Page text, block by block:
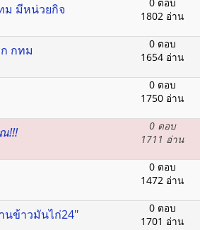
ม มีหน่วยกิจ
1802 อ่าน
กทม
0 ตอบ
1654 อ่าน
0 ตอบ
1750 อ่าน
!!!
0 ตอบ
1711 อ่าน
0 ตอบ
1472 อ่าน
นข้าวมันไก่24"
0 ตอบ
1701 อ่าน